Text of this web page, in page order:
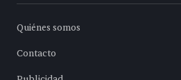
Quiénes somos
Contacto